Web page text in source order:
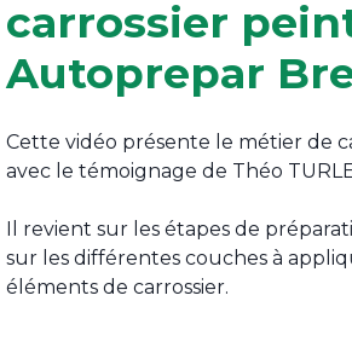
carrossier
Autoprepar
Cette vidéo présente le métier de
avec le témoignage de Théo
Il revient sur les étapes de
sur les différentes couches à
éléments de carrossier.